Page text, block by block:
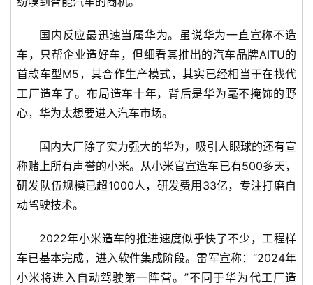
智
能
A
技
快
讯
投
纪
国内反应最迅速当属华为。虽说华为一直宣称不造
车，只帮企业造好车，但细看其推出的汽车品牌AITU的
首款车型M5，其合作生产模式，其实已经相当于在找代
工厂造车了。布局造车十年，背后是华为毫不掩饰的野
心，华为太想要进入汽车市场。
国内大厂除了实力强大的华为，吸引人眼球的还有宣
称赌上所有声誉的小米。从小米官宣造车已有500多天，
研发队伍规模已超1000人，研发费用33亿，专注打磨自
动驾驶技术。
2022年小米造车的推进速度似乎快了不少，工程样
车已基本完成，进入软件集成阶段。雷军宣称：“2024年
小米将进入自动驾驶第一阵营。”不同于华为代工厂造